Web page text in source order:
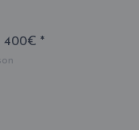
400€ *